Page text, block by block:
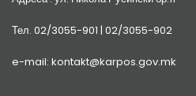
Тел. 02/3055-901 | 02/3055-902
e-mail: kontakt@karpos.gov.mk